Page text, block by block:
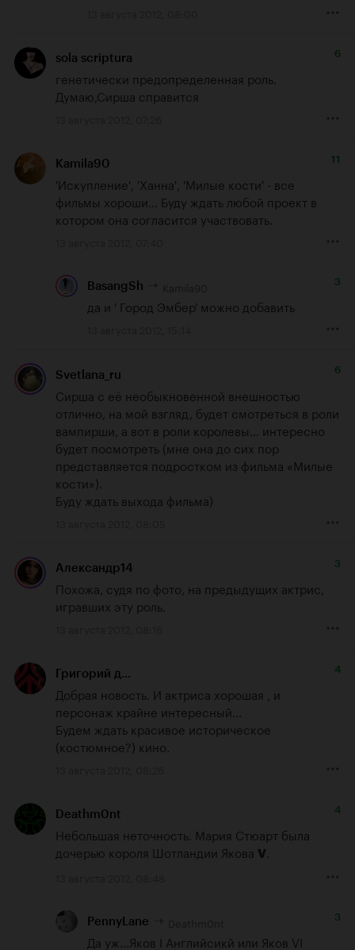
sola scriptura 6
генетически предопределенная роль.
Думаю,Сирша справится
Kamila90 11
'Искупление', 'Ханна', 'Милые кости' - все
фильмы хороши... Буду ждать любой проект в
котором она согласится участвовать.
BasangSh 3
да и ' Город Эмбер' можно добавить
Svetlana_ru 6
Сирша с её необыкновенной внешностью
отлично, на мой взгляд, будет смотреться в роли
вампирши, а вот в роли королевы… интересно
будет посмотреть (мне она до сих пор
представляется подростком из фильма «Милые
кости»).
Буду ждать выхода фильма)
Александр14 3
Похожа, судя по фото, на предыдущих актрис,
игравших эту роль.
Григорий д... 4
Добрая новость. И актриса хорошая , и
персонаж крайне интересный...
Будем ждать красивое историческое
(костюмное?) кино.
Deathm0nt 4
Небольшая неточность. Мария Стюарт была
дочерью короля Шотландии Якова V
PennyLane 3
Да уж...Яков I Английсикй или Яков VI